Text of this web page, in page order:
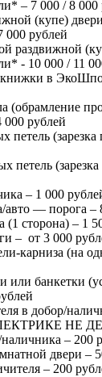
– 7 000 / 8 000
(купе)
000 рублей
раздвижной
- 10 000 / 11
книжки в
(обрамление
рублей
петель
петель
– 1 000
авто — порога –
(1 сторона) – 1
– от 3 000
карниза (на
или банкетки
в добор/
НЕ
– 200
двери –
– 200